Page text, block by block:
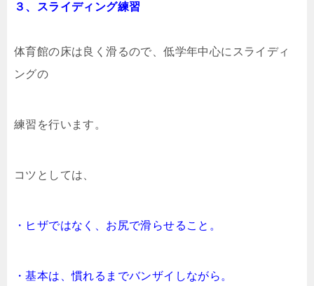
３、スライディング練習
体育館の床は良く滑るので、低学年中心にスライディ
ングの
練習を行います。
コツとしては、
・ヒザではなく、お尻で滑らせること。
・基本は、慣れるまでバンザイしながら。